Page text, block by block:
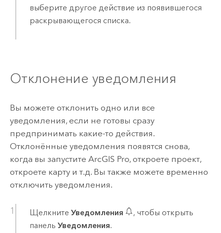
выберите другое действие из появившегося
раскрывающегося списка.
Отклонение уведомления
Вы можете отклонить одно или все
уведомления, если не готовы сразу
предпринимать какие-то действия.
Отклонённые уведомления появятся снова,
когда вы запустите ArcGIS Pro, откроете проект,
откроете карту и т.д. Вы также можете временно
отключить уведомления.
Щелкните Уведомления
, чтобы открыть
панель Уведомления.